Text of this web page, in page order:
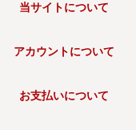
当サイトについて
アカウントについて
お支払いについて